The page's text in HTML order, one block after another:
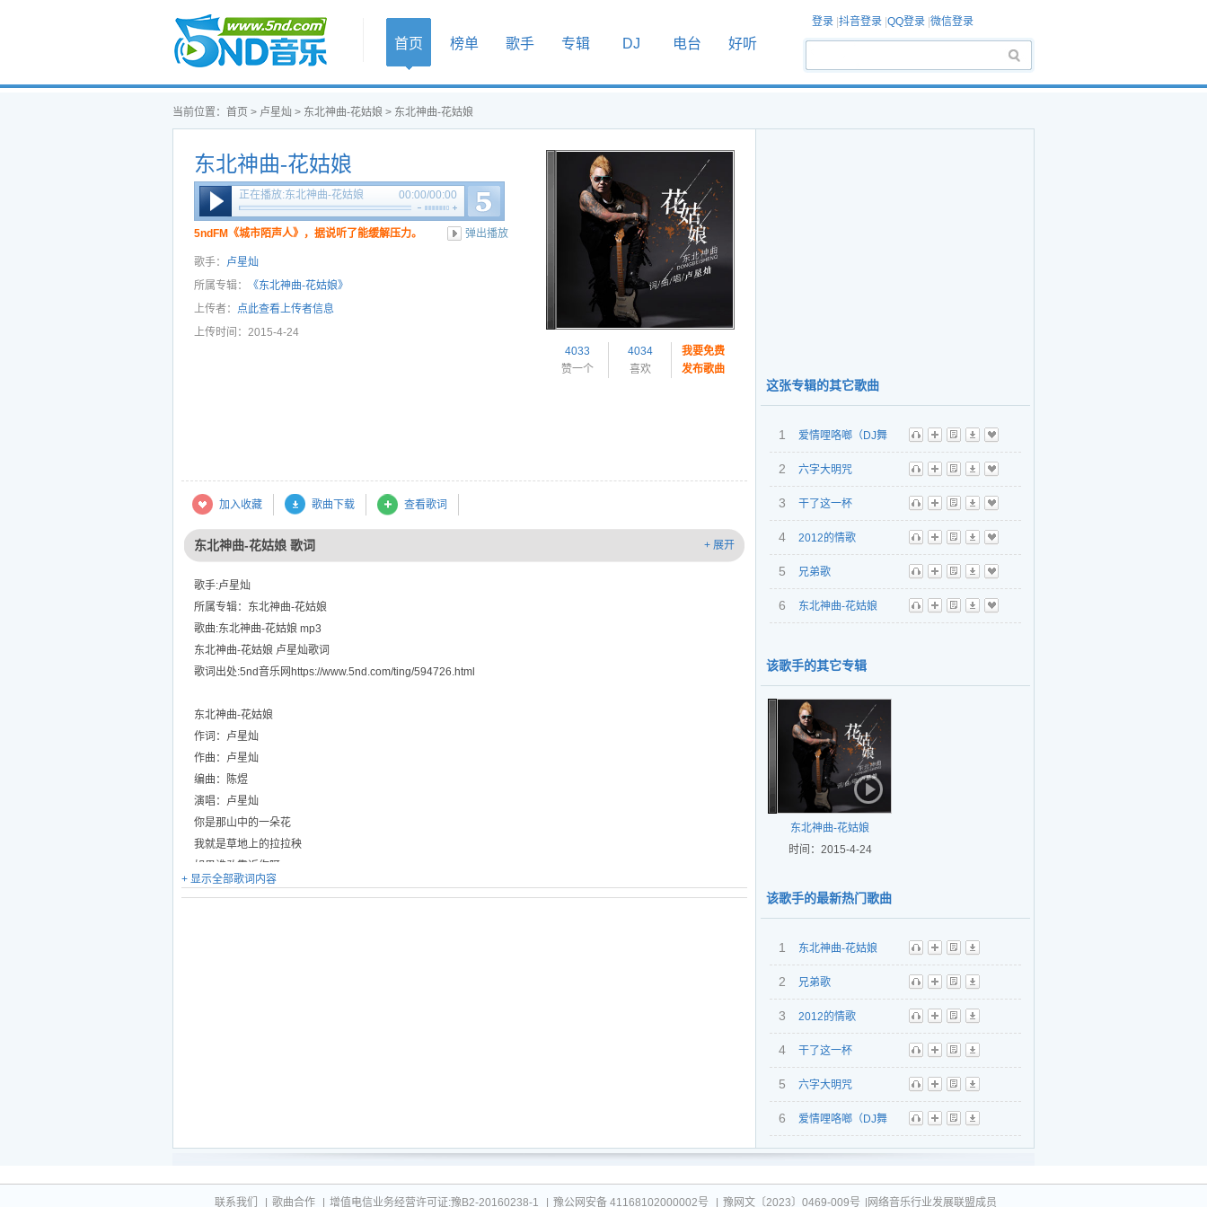
首页
首页 榜单 歌手 专辑 DJ 电台 好听
登录 抖音登录 QQ登录 微信登录
当前位置： 首页 > 卢星灿 > 东北神曲-花姑娘 > 东北神曲-花姑娘
东北神曲-花姑娘
正在播放:东北神曲-花姑娘 00:00/00:00
5ndFM《城市陌声人》，据说听了能缓解压力。 弹出播放
歌手： 卢星灿
所属专辑：
《东北神曲-花姑娘》
上传者： 点此查看上传者信息
上传时间：2015-4-24
4033
赞一个
4034
喜欢
我要免费
发布歌曲
加入收藏 歌曲下载 查看歌词
东北神曲-花姑娘 歌词 + 展开
歌手:卢星灿
所属专辑：东北神曲-花姑娘
歌曲:东北神曲-花姑娘 mp3
东北神曲-花姑娘 卢星灿歌词
歌词出处:5nd音乐网https://www.5nd.com/ting/594726.html
东北神曲-花姑娘
作词：卢星灿
作曲：卢星灿
编曲：陈煜
演唱：卢星灿
你是那山中的一朵花
我就是草地上的拉拉秧
如果谁敢靠近你呀
我用身体让他受伤
我要你做我的新娘
+ 显示全部歌词内容
这张专辑的其它歌曲
1 爱情哩咯啷（DJ舞
曲）
听 播 歌 下 收
2
六字大明咒
听
播 歌 下 收
3
干了这一杯
听
播 歌 下 收
4
2012的情歌
听
播 歌 下 收
5
兄弟歌
听
播 歌 下 收
6
东北神曲-花姑娘
听
播 歌 下 收
该歌手的其它专辑
东北神曲-花姑娘
时间：2015-4-24
该歌手的最新热门歌曲
1
东北神曲-花姑娘
听
播 歌 下
2
兄弟歌
听
播 歌 下
3
2012的情歌
听
播 歌 下
4
干了这一杯
听
播 歌 下
5
六字大明咒
听
播 歌 下
6 爱情哩咯啷（DJ舞
曲）
听 播 歌 下
联系我们 歌曲合作 增值电信业务经营许可证:豫B2-20160238-1 豫公网安备 41168102000002号 豫网文〔2023〕0469-009号 |网络音乐行业发展联盟成员